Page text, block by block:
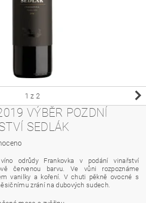
1 z 2
VÝBĚR POZDNÍ
SEDLÁK
vínoodrůdy Frankovka v podání vinařství
červenou barvu. Ve vůni rozpoznáme
vanilky a koření. V chuti pěkně ovocné s
zrání na dubových sudech.